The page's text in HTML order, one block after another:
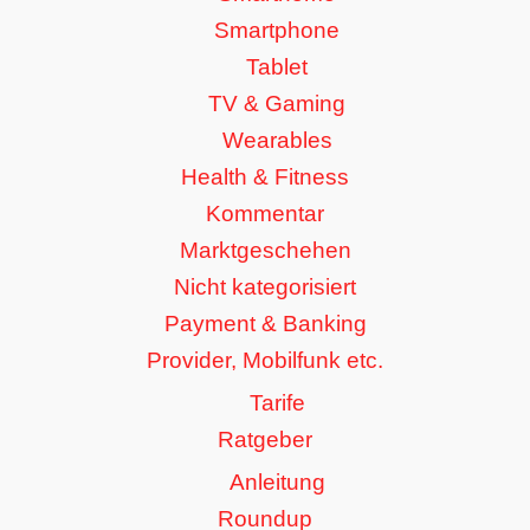
Smartphone
Tablet
TV & Gaming
Wearables
Health & Fitness
Kommentar
Marktgeschehen
Nicht kategorisiert
Payment & Banking
Provider, Mobilfunk etc.
Tarife
Ratgeber
Anleitung
Roundup